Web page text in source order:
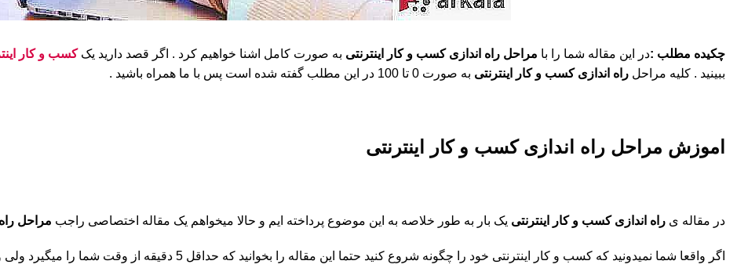
چکیده مطلب :در این مقاله شما را با مراحل راه اندازی کسب و کار اینترنتی به صورت کامل اشنا خواهیم کرد . اگر قصد دارید یککسب و کار
ببینید . کلیه مراحل راه اندازی کسب و کار اینترنتی به صورت 0 تا 100 در این مطلب گفته شده است پس با ما همراه باشید .
اموزش مراحل راه اندازی کسب و کار اینترنتی
در مقاله ی راه اندازی کسب و کار اینترنتی یک بار به طور خلاصه به این موضوع پرداخته ایم و حالا میخواهم یک مقاله اختصاصی راجب مراحل
اگر واقعا شما نمیدونید که کسب و کار اینترنتی خود را چگونه شروع کنید حتما این مقاله را بخوانید که حداقل 5 دقیقه از وقت شما را میگیرد ولی واقعا این مقاله ارزش خوندن داره.